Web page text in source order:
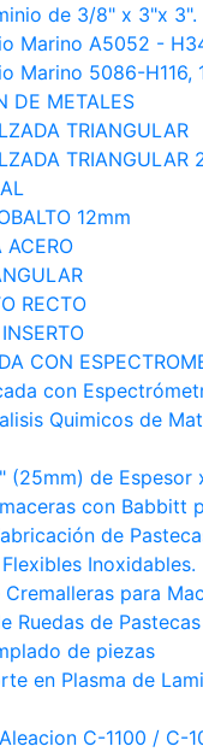
de 3/8" x 3"x 3".
Marino A5052 -
Marino 5086-H116,
DE METALES
TRIANGULAR
TRIANGULAR
12mm
ACERO
RECTO
CON
con
Quimicos de
(25mm) de Espesor
con Babbitt
de
Inoxidables.
para
Ruedas de
de piezas
en Plasma de
C-1100 / C-